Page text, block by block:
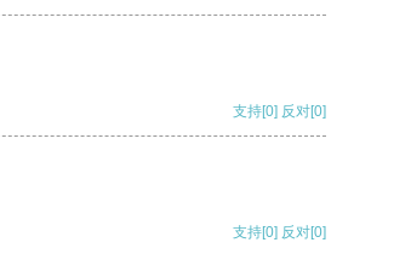
支持[0] 反对[0]
支持[0] 反对[0]